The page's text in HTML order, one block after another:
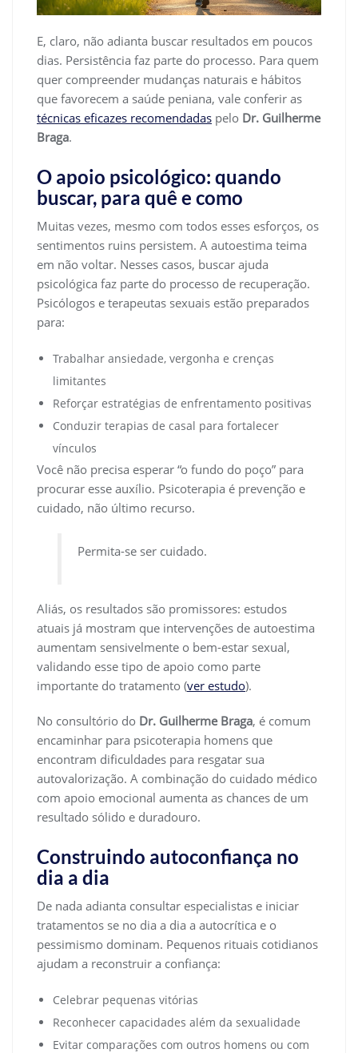
E, claro, não adianta buscar resultados em poucos
dias. Persistência faz parte do processo. Para quem
quer compreender mudanças naturais e hábitos
que favorecem a saúde peniana, vale conferir as
técnicas eficazes recomendadas pelo Dr. Guilherme
Braga.
O apoio psicológico: quando
buscar, para quê e como
Muitas vezes, mesmo com todos esses esforços, os
sentimentos ruins persistem. A autoestima teima
em não voltar. Nesses casos, buscar ajuda
psicológica faz parte do processo de recuperação.
Psicólogos e terapeutas sexuais estão preparados
para:
Trabalhar ansiedade, vergonha e crenças
limitantes
Reforçar estratégias de enfrentamento positivas
Conduzir terapias de casal para fortalecer
vínculos
Você não precisa esperar “o fundo do poço” para
procurar esse auxílio. Psicoterapia é prevenção e
cuidado, não último recurso.
Permita-se ser cuidado.
Aliás, os resultados são promissores: estudos
atuais já mostram que intervenções de autoestima
aumentam sensivelmente o bem-estar sexual,
validando esse tipo de apoio como parte
importante do tratamento (ver estudo).
No consultório do Dr. Guilherme Braga, é comum
encaminhar para psicoterapia homens que
encontram dificuldades para resgatar sua
autovalorização. A combinação do cuidado médico
com apoio emocional aumenta as chances de um
resultado sólido e duradouro.
Construindo autoconfiança no
dia a dia
De nada adianta consultar especialistas e iniciar
tratamentos se no dia a dia a autocrítica e o
pessimismo dominam. Pequenos rituais cotidianos
ajudam a reconstruir a confiança:
Celebrar pequenas vitórias
Reconhecer capacidades além da sexualidade
Evitar comparações com outros homens ou com